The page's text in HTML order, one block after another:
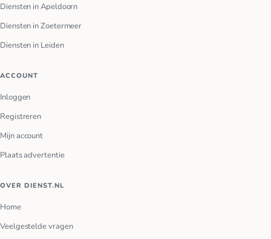
Diensten in Apeldoorn
Diensten in Zoetermeer
Diensten in Leiden
ACCOUNT
Inloggen
Registreren
Mijn account
Plaats advertentie
OVER DIENST.NL
Home
Veelgestelde vragen